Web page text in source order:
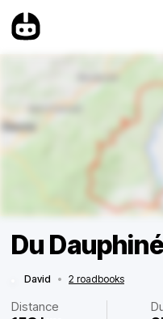
Du
David • 2 roadbooks
Distance